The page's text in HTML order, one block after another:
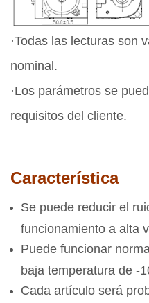
·Todas las lecturas son
nominal.
·Los parámetros se
requisitos del cliente.
Característica
Se puede reducir el
funcionamiento a alta
Puede funcionar
baja temperatura de
Cada artículo será